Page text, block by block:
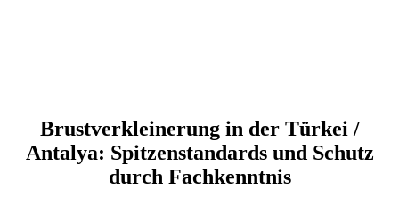
Brustverkleinerung in der Türkei /
Antalya: Spitzenstandards und Schutz
durch Fachkenntnis